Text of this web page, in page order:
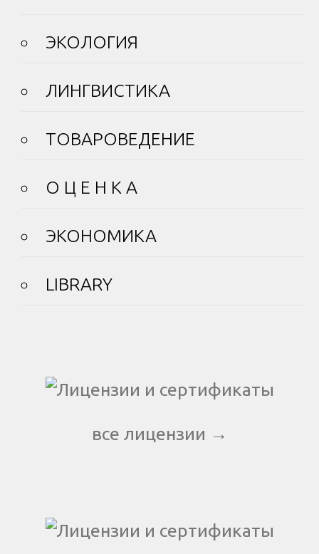
ЭКОЛОГИЯ
ЛИНГВИСТИКА
ТОВАРОВЕДЕНИЕ
О Ц Е Н К А
ЭКОНОМИКА
LIBRARY
все лицензии →